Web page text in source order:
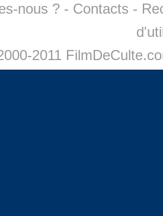
nous ? - Contacts -
2011